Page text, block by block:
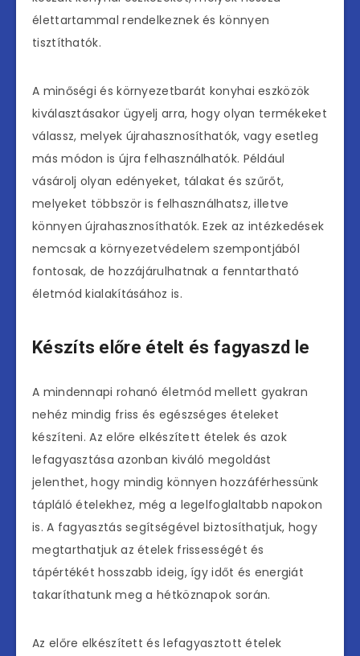
élettartammal rendelkeznek és könnyen
tisztíthatók.
A minőségi és környezetbarát konyhai eszközök
kiválasztásakor ügyelj arra, hogy olyan termékeket
válassz, melyek újrahasznosíthatók, vagy esetleg
más módon is újra felhasználhatók. Például
vásárolj olyan edényeket, tálakat és szűrőt,
melyeket többször is felhasználhatsz, illetve
könnyen újrahasznosíthatók. Ezek az intézkedések
nemcsak a környezetvédelem szempontjából
fontosak, de hozzájárulhatnak a fenntartható
életmód kialakításához is.
Készíts előre ételt és fagyaszd le
A mindennapi rohanó életmód mellett gyakran
nehéz mindig friss és egészséges ételeket
készíteni. Az előre elkészített ételek és azok
lefagyasztása azonban kiváló megoldást
jelenthet, hogy mindig könnyen hozzáférhessünk
tápláló ételekhez, még a legelfoglaltabb napokon
is. A fagyasztás segítségével biztosíthatjuk, hogy
megtarthatjuk az ételek frissességét és
tápértékét hosszabb ideig, így időt és energiát
takaríthatunk meg a hétköznapok során.
Az előre elkészített és lefagyasztott ételek